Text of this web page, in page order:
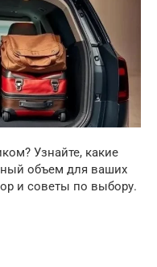
Узнайте, какие
объем для ваших
и советы по выбору.